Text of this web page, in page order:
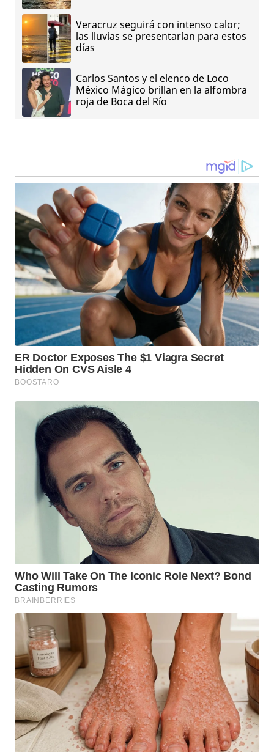
Veracruz seguirá con intenso calor;
las lluvias se presentarían para estos
días
Carlos Santos y el elenco de Loco
México Mágico brillan en la alfombra
roja de Boca del Río